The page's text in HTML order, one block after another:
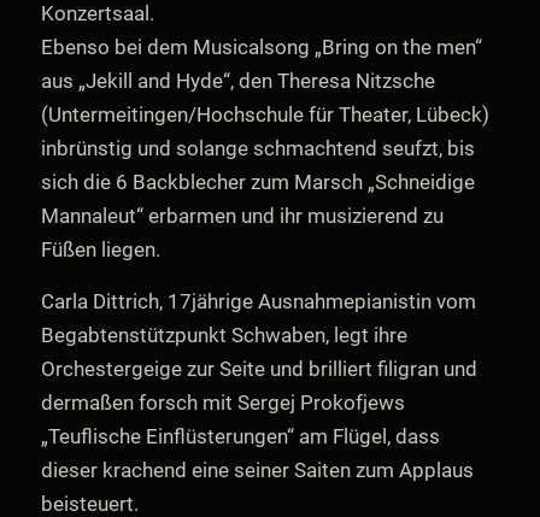
Konzertsaal.
Ebenso bei dem Musicalsong „Bring on the men“
aus „Jekill and Hyde“, den Theresa Nitzsche
(Untermeitingen/Hochschule für Theater, Lübeck)
inbrünstig und solange schmachtend seufzt, bis
sich die 6 Backblecher zum Marsch „Schneidige
Mannaleut“ erbarmen und ihr musizierend zu
Füßen liegen.
Carla Dittrich, 17jährige Ausnahmepianistin vom
Begabtenstützpunkt Schwaben, legt ihre
Orchestergeige zur Seite und brilliert filigran und
dermaßen forsch mit Sergej Prokofjews
„Teuflische Einflüsterungen“ am Flügel, dass
dieser krachend eine seiner Saiten zum Applaus
beisteuert.